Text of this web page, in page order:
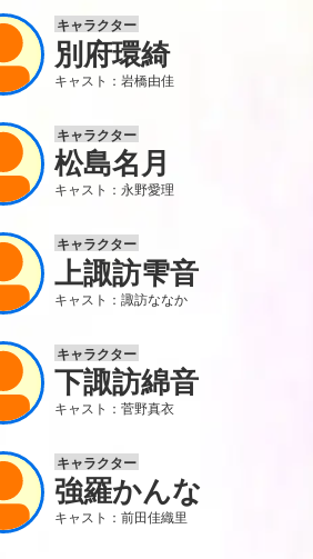
キャラクター
別府環綺
キャスト：岩橋由佳
キャラクター
松島名月
キャスト：永野愛理
キャラクター
上諏訪雫音
キャスト：諏訪ななか
キャラクター
下諏訪綿音
キャスト：菅野真衣
キャラクター
強羅かんな
キャスト：前田佳織里